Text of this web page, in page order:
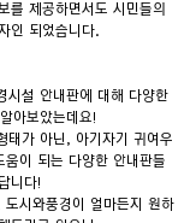
를 제공하면서도 시민들의
인 되었습니다.
시설 안내판에 대해 다양한
아보았는데요!
태가 아닌, 아기자기 귀여우
이 되는 다양한 안내판들
니다!
시와풍경이 얼마든지 원하